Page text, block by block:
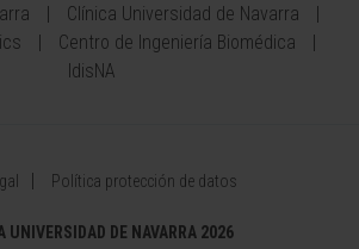
Clínica Universidad de Navarra
Centro de Ingeniería Biomédica
IdisNA
Política protección de datos
UNIVERSIDAD DE NAVARRA 2026